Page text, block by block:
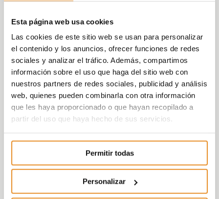
Esta página web usa cookies
Las cookies de este sitio web se usan para personalizar
el contenido y los anuncios, ofrecer funciones de redes
sociales y analizar el tráfico. Además, compartimos
información sobre el uso que haga del sitio web con
nuestros partners de redes sociales, publicidad y análisis
web, quienes pueden combinarla con otra información
que les haya proporcionado o que hayan recopilado a
partir del uso que haya hecho de sus servicios.
Permitir todas
Personalizar